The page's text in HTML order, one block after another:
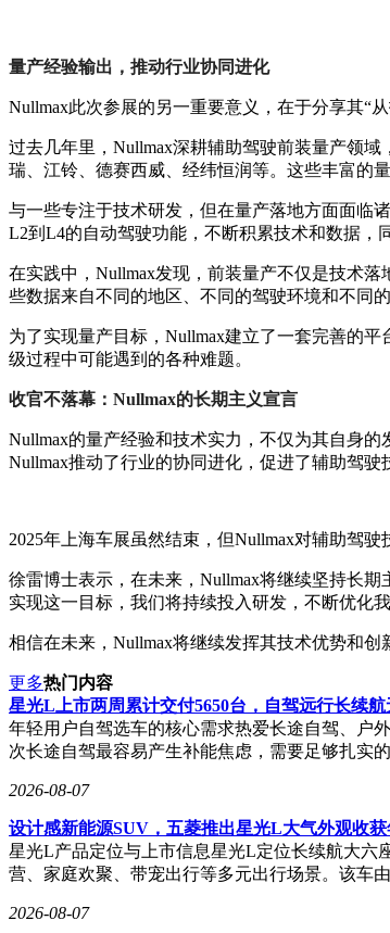
量产经验输出，推动行业协同进化
Nullmax此次参展的另一重要意义，在于分享其“
过去几年里，Nullmax深耕辅助驾驶前装量产领
瑞、江铃、德赛西威、经纬恒润等。这些丰富的
与一些专注于技术研发，但在量产落地方面面临
L2到L4的自动驾驶功能，不断积累技术和数据，
在实践中，Nullmax发现，前装量产不仅是技术
些数据来自不同的地区、不同的驾驶环境和不同
为了实现量产目标，Nullmax建立了一套完善的
级过程中可能遇到的各种难题。
收官不落幕：Nullmax的长期主义宣言
Nullmax的量产经验和技术实力，不仅为其自身
Nullmax推动了行业的协同进化，促进了辅助驾驶
2025年上海车展虽然结束，但Nullmax对辅助驾驶
徐雷博士表示，在未来，Nullmax将继续坚持长
实现这一目标，我们将持续投入研发，不断优化
相信在未来，Nullmax将继续发挥其技术优势和
更多热门内容
星光L上市两周累计交付5650台，自驾远行长续航
年轻用户自驾选车的核心需求热爱长途自驾、户
次长途自驾最容易产生补能焦虑，需要足够扎实
2026-08-07
设计感新能源SUV，五菱推出星光L大气外观收
星光L产品定位与上市信息星光L定位长续航大六
营、家庭欢聚、带宠出行等多元出行场景。该车
2026-08-07